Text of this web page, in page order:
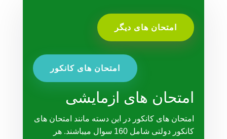
امتحان های دیگر
امتحان های کانکور
امتحان های ازمایشی
امتحان های کانکور در این دسته مانند امتحان های
کانکور دولتی شامل 160 سوال میباشند. هر